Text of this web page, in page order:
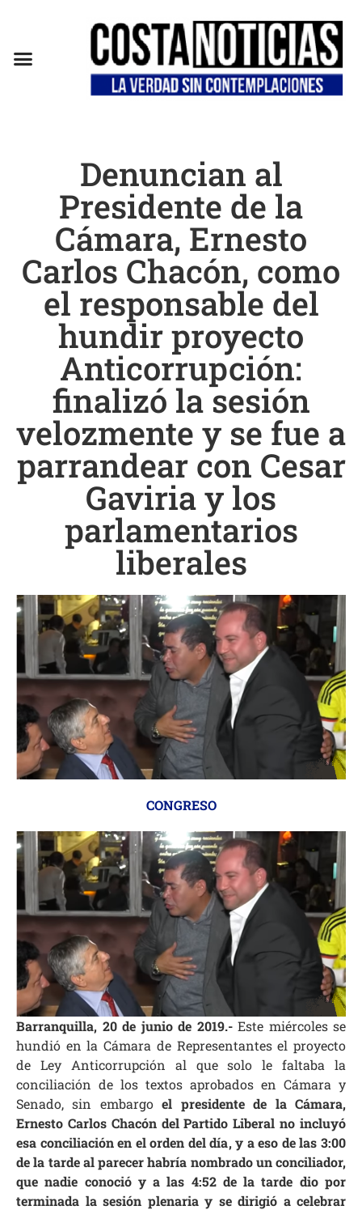
Denuncian al
Presidente de la
Cámara, Ernesto
Carlos Chacón, como
el responsable del
hundir proyecto
Anticorrupción:
finalizó la sesión
velozmente y se fue a
parrandear con Cesar
Gaviria y los
parlamentarios
liberales
CONGRESO
Barranquilla, 20 de junio de 2019.-Este miércoles se
hundió en la Cámara de Representantes el proyecto
de Ley Anticorrupción al que solo le faltaba la
conciliación de los textos aprobados en Cámara y
Senado, sin embargoel presidente de la Cámara,
Ernesto Carlos Chacón del Partido Liberal no incluyó
esa conciliación en el orden del día, y a eso de las 3:00
de la tarde al parecer habría nombrado un conciliador,
que nadie conoció y a las 4:52 de la tarde dio por
terminada la sesión plenaria y se dirigió a celebrar